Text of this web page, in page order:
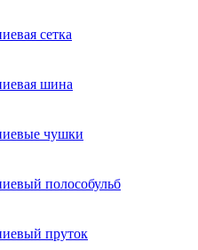
сетка
шина
чушки
полособульб
пруток